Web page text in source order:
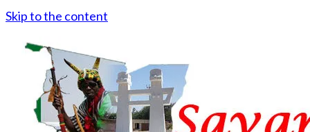
Skip to the content